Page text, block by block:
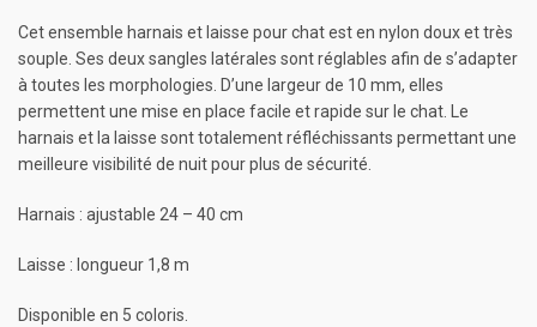
Cet ensemble harnais et laisse pour chat est en nylon doux et très
souple. Ses deux sangles latérales sont réglables afin de s’adapter
à toutes les morphologies. D’une largeur de 10 mm, elles
permettent une mise en place facile et rapide sur le chat. Le
harnais et la laisse sont totalement réfléchissants permettant une
meilleure visibilité de nuit pour plus de sécurité.
Harnais : ajustable 24 – 40 cm
Laisse : longueur 1,8 m
Disponible en 5 coloris.